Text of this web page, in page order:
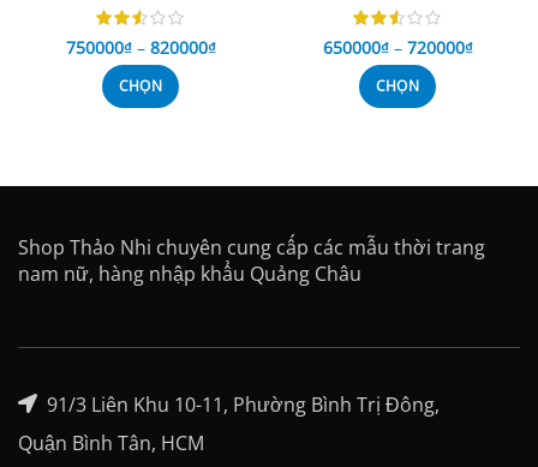
750000₫ – 820000₫
CHỌN
650000₫ – 720000₫
CHỌN
Shop Thảo Nhi chuyên cung cấp các mẫu thời trang
nam nữ, hàng nhập khẩu Quảng Châu
91/3 Liên Khu 10-11, Phường Bình Trị Đông,
Quận Bình Tân, HCM